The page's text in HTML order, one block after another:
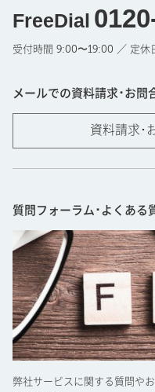
FreeDial
受付時間 9:00〜19:00 ／ 定休
メールでの資料請求･お問
資料請求･
質問フォーラム･よくある
弊社サービスに関する質問や